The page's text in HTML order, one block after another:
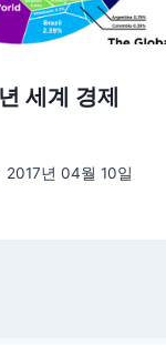
세계 경제
2017년 04월 10일